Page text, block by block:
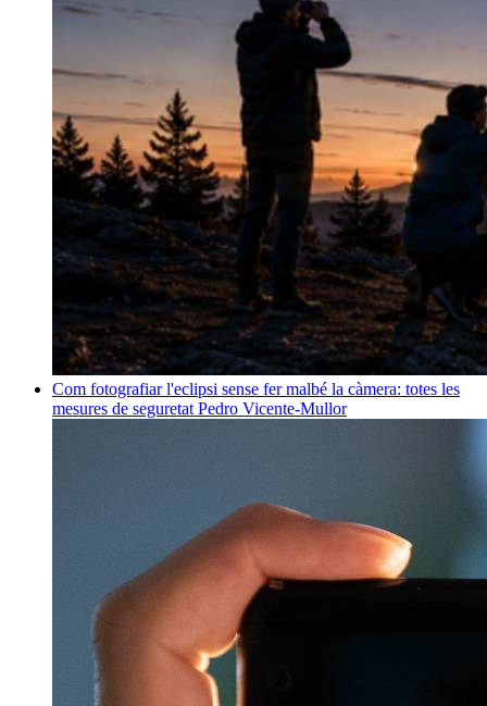
Com fotografiar l'eclipsi sense fer malbé la càmera: totes les
mesures de seguretat Pedro Vicente-Mullor